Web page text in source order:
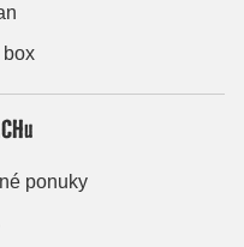
box
ponuky